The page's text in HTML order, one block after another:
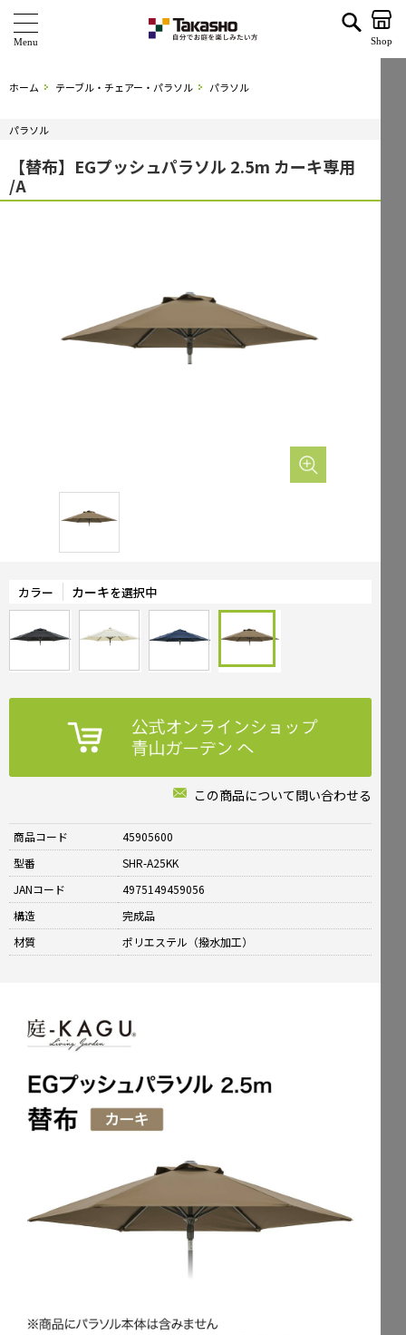
海外ブランド・シリーズ
特 集
関連サイト
よくお寄せいただくご質問
Tel.
Shop
ホーム テーブル・チェアー・パラソル パラソル
パラソル
【替布】EGプッシュパラソル 2.5m カーキ専用
/A
カラー カーキを選択中
この商品について問い合わせる
商品コード
45905600
型番
SHR-A25KK
JANコード
4975149459056
構造
完成品
材質
ポリエステル（撥水加工）